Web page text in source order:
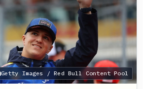
Getty Images / Red Bull Content Pool